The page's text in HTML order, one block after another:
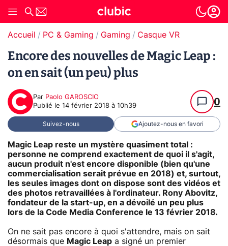
Accueil PC & Gaming Gaming Casque VR
Encore des nouvelles de Magic Leap :
on en sait (un peu) plus
Par Paolo GAROSCIO
Publié le 14 février 2018 à 10h39 0
Suivez-nous Ajoutez-nous en favori
Magic Leap reste un mystère quasiment total :
personne ne comprend exactement de quoi il s'agit,
aucun produit n'est encore disponible (bien qu'une
commercialisation serait prévue en 2018) et, surtout,
les seules images dont on dispose sont des vidéos et
des photos retravaillées à l'ordinateur. Rony Abovitz,
fondateur de la start-up, en a dévoilé un peu plus
lors de la Code Media Conference le 13 février 2018.
On ne sait pas encore à quoi s'attendre, mais on sait
désormais que Magic Leap a signé un premier